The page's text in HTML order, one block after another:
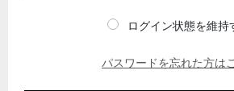
ログイン状態を維持
パスワードを忘れた方は